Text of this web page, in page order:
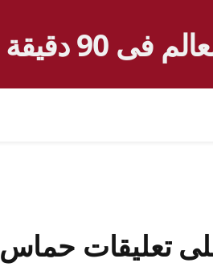
فى 90 دقيقة
تعليقات حماس